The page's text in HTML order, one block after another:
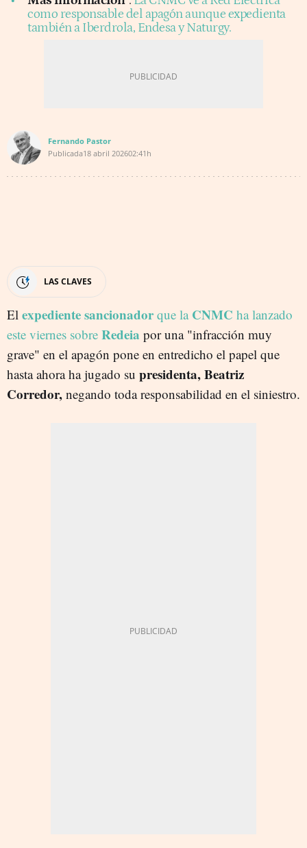
como responsable del apagón aunque expedienta
también a Iberdrola, Endesa y Naturgy.
Fernando Pastor
Publicada18 abril 202602:41h
LAS CLAVES
El expediente sancionadorque la CNMC ha lanzado
este viernes sobre Redeia por una "infracción muy
grave" en el apagón pone en entredicho el papel que
hasta ahora ha jugado su presidenta, Beatriz
Corredor, negando toda responsabilidad en el siniestro.